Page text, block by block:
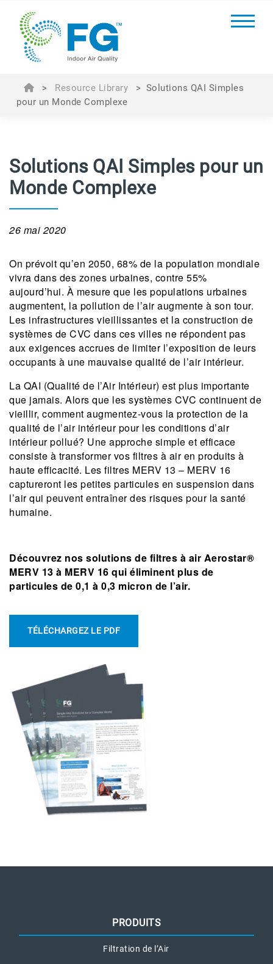
> Resource Library > Solutions QAI Simples
pour un Monde Complexe
Solutions QAI Simples pour un
Monde Complexe
26 mai 2020
On prévoit qu’en 2050, 68% de la population mondiale
vivra dans des zones urbaines, contre 55%
aujourd’hui. À mesure que les populations urbaines
augmentent, la pollution de l’air augmente à son tour.
Les infrastructures vieillissantes et la construction de
systèmes de CVC dans ces villes ne répondent pas
aux exigences accrues de limiter l’exposition de leurs
occupants à une mauvaise qualité de l’air intérieur.
La QAI (Qualité de l’Air Intérieur) est plus importante
que jamais. Alors que les systèmes CVC continuent de
vieillir, comment augmentez-vous la protection de la
qualité de l’air intérieur pour les conditions d’air
intérieur pollué? Une approche simple et efficace
consiste à transformer vos filtres à air en produits à
haute efficacité. Les filtres MERV 13 – MERV 16
captureront les petites particules en suspension dans
l’air qui peuvent entraîner des risques pour la santé
humaine.
Découvrez nos solutions de filtres à air Aerostar®
MERV 13 à MERV 16 qui éliminent plus de
particules de 0,1 à 0,3 micron de l’air.
TÉLÉCHARGEZ LE PDF
PRODUITS
Filtration de l’Air